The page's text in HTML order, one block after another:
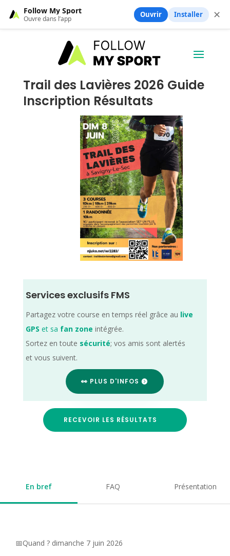
Trail des Lavières 2026 Guide
Inscription Résultats
Services exclusifs FMS
Partagez votre course en temps réel grâce au live
GPS et sa fan zone intégrée.
Sortez en toute sécurité; vos amis sont alertés
et vous suivent.
👀 PLUS D'INFOS
RECEVOIR LES RÉSULTATS
En bref FAQ Présentation
📅Quand ? dimanche 7 juin 2026
Follow My Sport
Ouvre dans l’app Ouvrir Installer ✕